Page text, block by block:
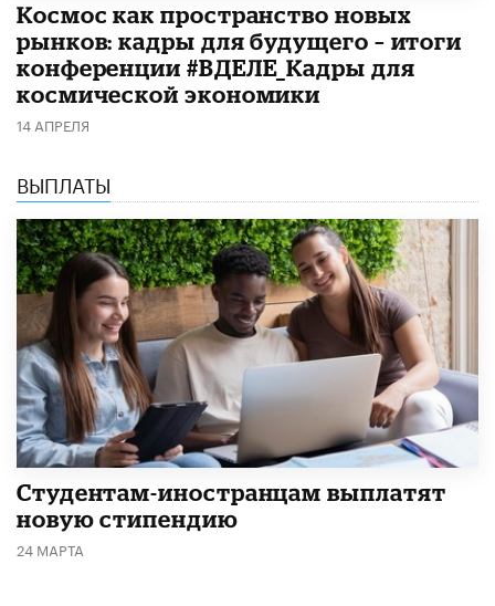
Космос как пространство новых
рынков: кадры для будущего – итоги
конференции #ВДЕЛЕ_Кадры для
космической экономики
14 АПРЕЛЯ
ВЫПЛАТЫ
Студентам-иностранцам выплатят
новую стипендию
24 МАРТА